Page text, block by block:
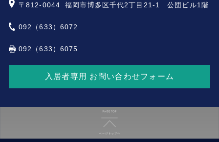
〒812-0044 福岡市博多区千代2丁目21-1 公団ビル1階
092（633）6072
092（633）6075
入居者専用 お問い合わせフォーム